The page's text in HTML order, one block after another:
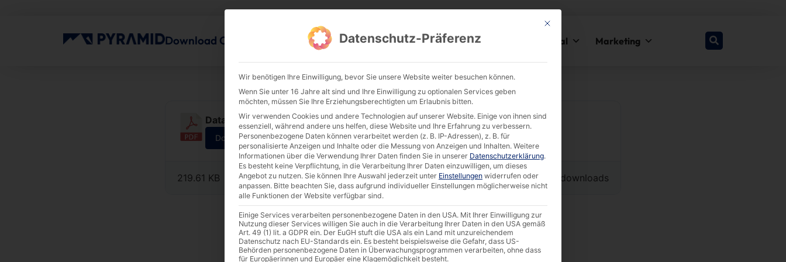
Download Center Products Documentation & Software Company & Legal Marketing
Datasheet | AKHET® Essential 1U-Intel [EN]
Download
6028 downloads
219.61 KB
This button closes the dialog. Its functionality is identical to the Nur
Datenschutz-Präferenz
Wir benötigen Ihre Einwilligung, bevor Sie unsere Website weiter besuchen können.
Wenn Sie unter 16 Jahre alt sind und Ihre Einwilligung zu optionalen Services geben
möchten, müssen Sie Ihre Erziehungsberechtigten um Erlaubnis bitten.
Wir verwenden Cookies und andere Technologien auf unserer Website. Einige von ihnen sind
essenziell, während andere uns helfen, diese Website und Ihre Erfahrung zu verbessern.
Personenbezogene Daten können verarbeitet werden (z. B. IP-Adressen), z. B. für
personalisierte Anzeigen und Inhalte oder die Messung von Anzeigen und Inhalten. Weitere
Informationen über die Verwendung Ihrer Daten finden Sie in unserer Datenschutzerklärung.
Es besteht keine Verpflichtung, in die Verarbeitung Ihrer Daten einzuwilligen, um dieses
Angebot zu nutzen. Sie können Ihre Auswahl jederzeit unter Einstellungen widerrufen oder
anpassen. Bitte beachten Sie, dass aufgrund individueller Einstellungen möglicherweise nicht
alle Funktionen der Website verfügbar sind.
Einige Services verarbeiten personenbezogene Daten in den USA. Mit Ihrer Einwilligung zur
Nutzung dieser Services willigen Sie auch in die Verarbeitung Ihrer Daten in den USA gemäß
Art. 49 (1) lit. a GDPR ein. Der EuGH stuft die USA als ein Land mit unzureichendem
Datenschutz nach EU-Standards ein. Es besteht beispielsweise die Gefahr, dass US-
Behörden personenbezogene Daten in Überwachungsprogrammen verarbeiten, ohne dass
für Europäerinnen und Europäer eine Klagemöglichkeit besteht.